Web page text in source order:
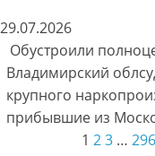
29.07.2026
Обустроили
Владимирский
крупного
прибывшие из
1 2 3 … 296